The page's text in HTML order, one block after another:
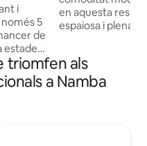
i
5
de
de
en aquesta
espaiosa i plena
casa ofereix un
famílies
viatgers que
triomfen als
a Namba